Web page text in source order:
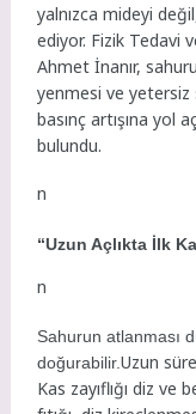
yalnızca mideyi
ediyor. Fizik Tedavi
Ahmet İnanır,
yenmesi ve yetersiz
basınç artışına yol
bulundu.
n
“Uzun Açlıkta İlk
n
Sahurun atlanması
doğurabilir.Uzun
Kas zayıflığı diz ve